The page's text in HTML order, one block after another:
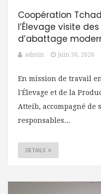
Coopération
l’Élevage visite
d’abattage
admin juin 30, 2026
En mission de travail
l'Élevage et de la
Atteib, accompagné de
responsables...
DETAILS